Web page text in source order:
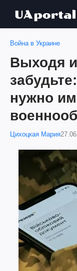
Война в Украине
Выходя
нужно
Цихоцкая Мария